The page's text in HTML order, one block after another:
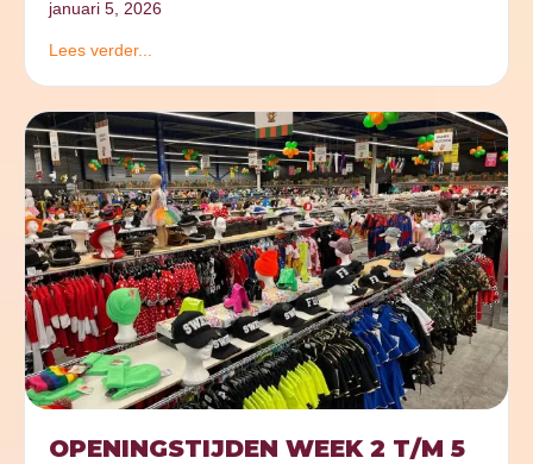
januari 5, 2026
Lees verder...
OPENINGSTIJDEN WEEK 2 T/M 5